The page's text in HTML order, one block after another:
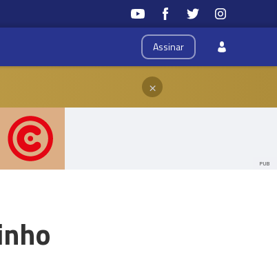
Assinar
×
PUB